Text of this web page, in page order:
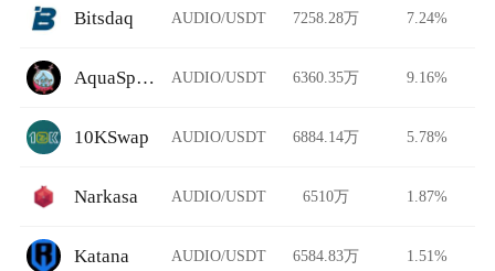
Bitsdaq AUDIO/USDT 7258.28万 7.24%
AquaSpace AUDIO/USDT 6360.35万 9.16%
10KSwap AUDIO/USDT 6884.14万 5.78%
Narkasa AUDIO/USDT 6510万 1.87%
Katana AUDIO/USDT 6584.83万 1.51%